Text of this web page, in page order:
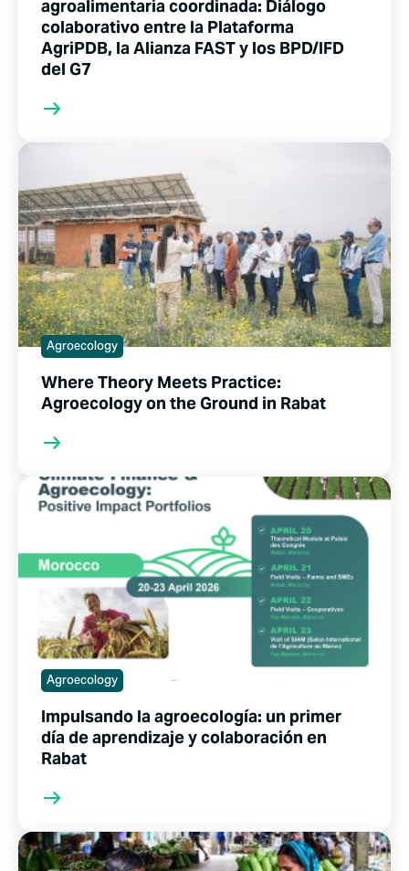
agroalimentaria coordinada: Diálogo
colaborativo entre la Plataforma
AgriPDB, la Alianza FAST y los BPD/IFD
del G7
Agroecology
Where Theory Meets Practice:
Agroecology on the Ground in Rabat
Agroecology
Impulsando la agroecología: un primer
día de aprendizaje y colaboración en
Rabat